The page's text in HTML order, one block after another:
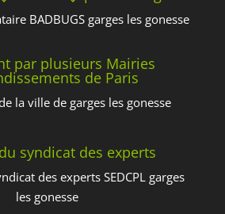
par plusieurs Mairies
de Paris
syndicat des experts